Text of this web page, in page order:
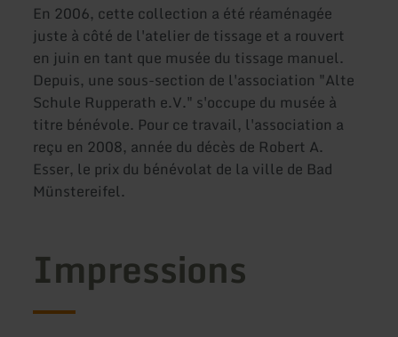
En 2006, cette collection a été réaménagée
juste à côté de l'atelier de tissage et a rouvert
en juin en tant que musée du tissage manuel.
Depuis, une sous-section de l'association "Alte
Schule Rupperath e.V." s'occupe du musée à
titre bénévole. Pour ce travail, l'association a
reçu en 2008, année du décès de Robert A.
Esser, le prix du bénévolat de la ville de Bad
Münstereifel.
Impressions